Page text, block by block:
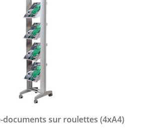
documents sur roulettes (4xA4)